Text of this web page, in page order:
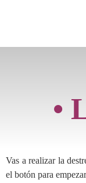
•
Vas a realizar la
el botón para